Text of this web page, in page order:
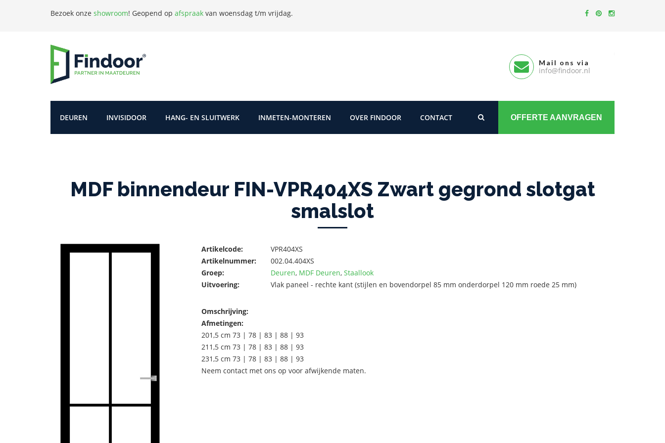
Bezoek onze showroom! Geopend op afspraak van woensdag t/m vrijdag.
Mail ons via
info@findoor.nl
DEUREN INVISIDOOR HANG- EN SLUITWERK INMETEN-MONTEREN OVER FINDOOR CONTACT OFFERTE AANVRAGEN
MDF binnendeur FIN-VPR404XS Zwart gegrond slotgat
smalslot
Artikelcode:
VPR404XS
Artikelnummer:
002.04.404XS
Groep:
Deuren, MDF Deuren, Staallook
Uitvoering:
Vlak paneel - rechte kant (stijlen en bovendorpel 85 mm onderdorpel 120 mm roede 25 mm)
Omschrijving:
Afmetingen:
201,5 cm 73 | 78 | 83 | 88 | 93
211,5 cm 73 | 78 | 83 | 88 | 93
231,5 cm 73 | 78 | 83 | 88 | 93
Neem contact met ons op voor afwijkende maten.